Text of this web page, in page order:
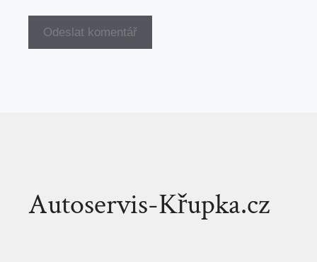
Autoservis-Křupka.cz